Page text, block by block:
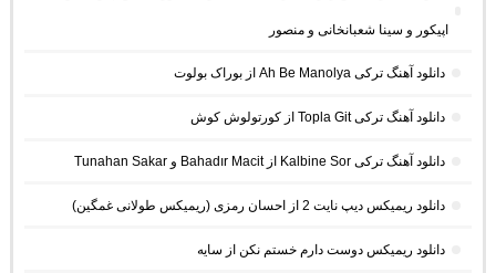
اپیکور و سینا شعبانخانی و منصور
دانلود آهنگ ترکی Ah Be Manolya از بوراک بولوت
دانلود آهنگ ترکی Topla Git از کورتولوش کوش
دانلود آهنگ ترکی Kalbine Sor از Bahadır Macit و Tunahan Sakar
دانلود ریمیکس دیپ نایت 2 از احسان رمزی (ریمیکس طولانی غمگین)
دانلود ریمیکس دوست دارم خستم نکن از سایه